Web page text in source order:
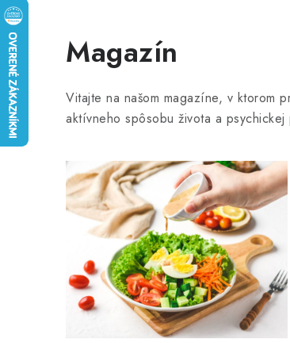
Magazín
Vitajte na našom magazíne, v ktorom
aktívneho spôsobu života a psychickej
V
ý
p
s
č